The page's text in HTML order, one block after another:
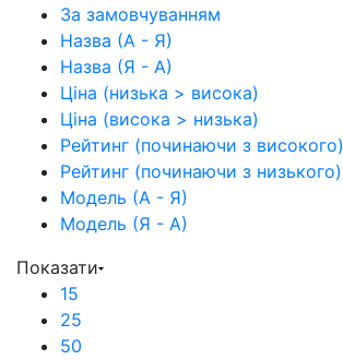
За замовчуванням
Назва (А - Я)
Назва (Я - А)
Ціна (низька > висока)
Ціна (висока > низька)
Рейтинг (починаючи з високого)
Рейтинг (починаючи з низького)
Модель (А - Я)
Модель (Я - А)
Показати
15
25
50